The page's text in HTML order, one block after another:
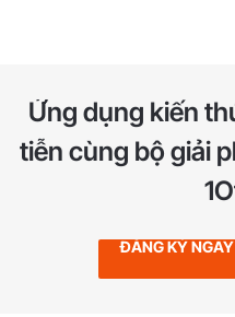
Ứng dụng kiến
tiễn cùng bộ giải
ĐĂNG KÝ NGAY